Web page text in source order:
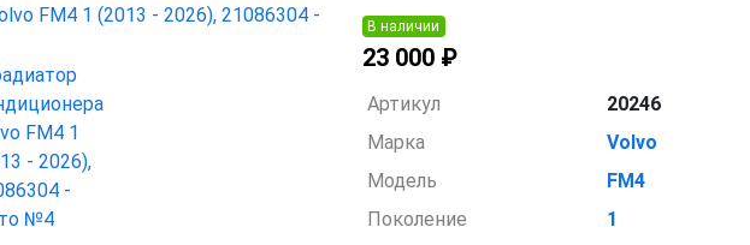
В наличии
23 000 ₽
Артикул
20246
Марка
Volvo
Модель
FM4
Поколение
1